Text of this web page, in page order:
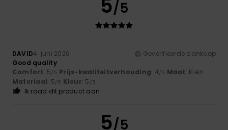
5/5
DAVID4. juni 2026
Geverifieerde aankoop
Good quality
Comfort: 5/5 Prijs-kwaliteitverhouding: 4/5 Maat: Klein
Materiaal: 5/5 Kleur: 5 /5
Ik raad dit product aan
5/5